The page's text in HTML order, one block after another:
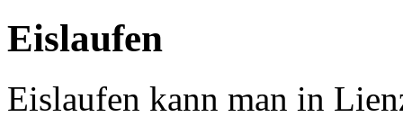
Eislaufen
Eislaufen kann man in